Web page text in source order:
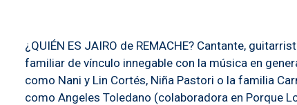
¿QUIÉN ES JAIRO de REMACHE? Cantante,
familiar de vínculo innegable con la música en
como Nani y Lin Cortés, Niña Pastori o la familia
como Angeles Toledano (colaboradora en Porque